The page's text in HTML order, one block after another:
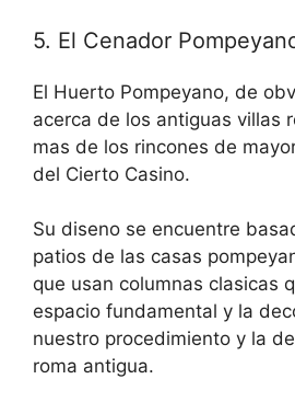
5. El Cenador
El Huerto Pompeyano, de
acerca de los antiguas villas
mas de los rincones de
del Cierto Casino.
Su diseno se encuentre
patios de las casas
que usan columnas clasicas
espacio fundamental y la
nuestro procedimiento y la
roma antigua.